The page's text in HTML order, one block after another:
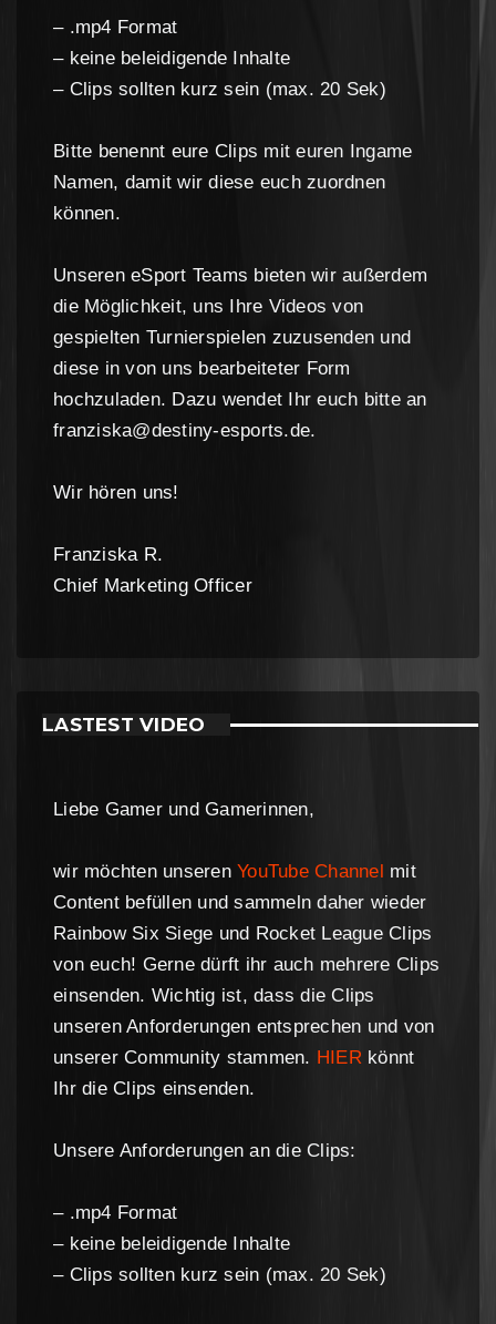
– .mp4 Format
– keine beleidigende Inhalte
– Clips sollten kurz sein (max. 20 Sek)
Bitte benennt eure Clips mit euren Ingame
Namen, damit wir diese euch zuordnen
können.
Unseren eSport Teams bieten wir außerdem
die Möglichkeit, uns Ihre Videos von
gespielten Turnierspielen zuzusenden und
diese in von uns bearbeiteter Form
hochzuladen. Dazu wendet Ihr euch bitte an
franziska@destiny-esports.de.
Wir hören uns!
Franziska R.
Chief Marketing Officer
LASTEST VIDEO
Liebe Gamer und Gamerinnen,
wir möchten unserenYouTube Channel mit
Content befüllen und sammeln daher wieder
Rainbow Six Siege und Rocket League Clips
von euch! Gerne dürft ihr auch mehrere Clips
einsenden. Wichtig ist, dass die Clips
unseren Anforderungen entsprechen und von
unserer Community stammen. HIER könnt
Ihr die Clips einsenden.
Unsere Anforderungen an die Clips:
– .mp4 Format
– keine beleidigende Inhalte
– Clips sollten kurz sein (max. 20 Sek)